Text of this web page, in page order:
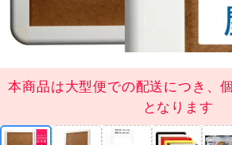
本商品は大型便での配送につき、
となります